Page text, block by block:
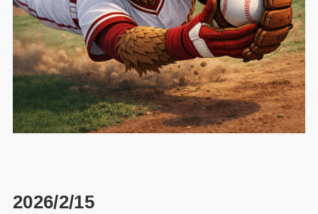
2026/2/15